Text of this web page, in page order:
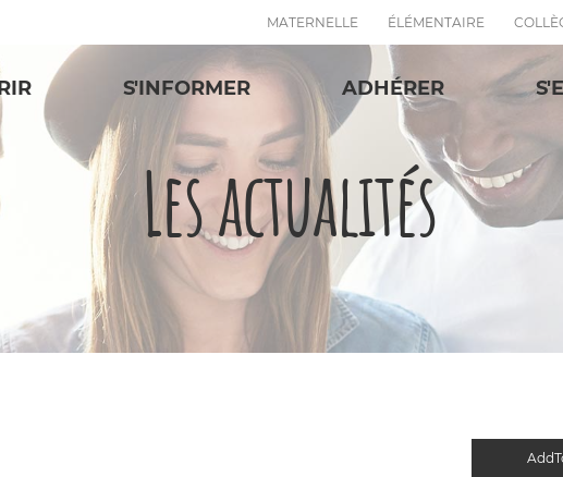
MATERNELLE ÉLÉMENTAIRE
S'INFORMER ADHÉRER
Les actualités